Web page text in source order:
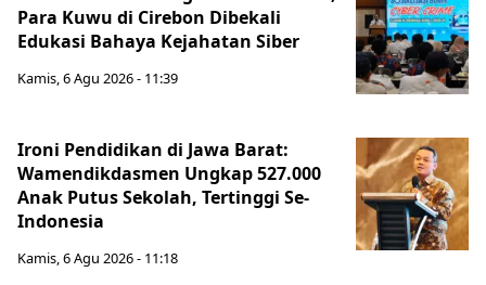
Para Kuwu di Cirebon Dibekali
Edukasi Bahaya Kejahatan Siber
Kamis, 6 Agu 2026 - 11:39
Ironi Pendidikan di Jawa Barat:
Wamendikdasmen Ungkap 527.000
Anak Putus Sekolah, Tertinggi Se-
Indonesia
Kamis, 6 Agu 2026 - 11:18